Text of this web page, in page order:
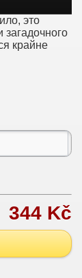
это
загадочного
крайне
344 Kč